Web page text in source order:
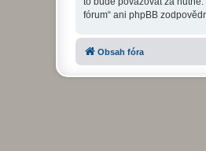
fórum“ ani phpBB
Obsah fóra